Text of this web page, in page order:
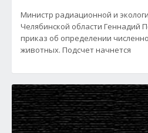
Министр радиационной и
Челябинской области Геннадий
приказ об определении
животных. Подсчет начнется